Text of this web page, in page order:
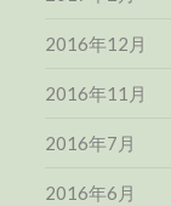
2016年12月
2016年11月
2016年7月
2016年6月